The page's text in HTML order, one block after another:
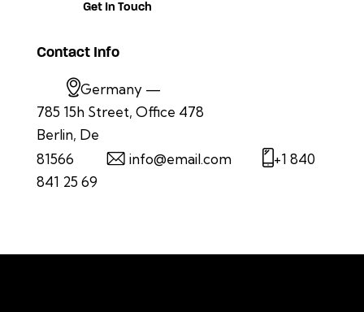
Contact Info
Germany —
785 15h Street, Office 478
Berlin, De
81566
info@email.com
+1 840
841 25 69